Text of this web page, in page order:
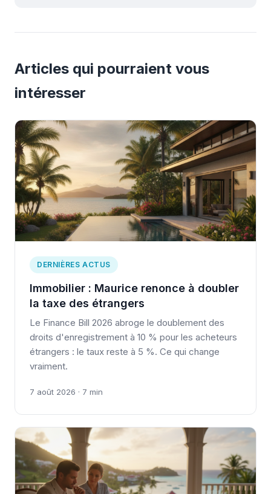
Articles qui pourraient vous
intéresser
DERNIÈRES ACTUS
Immobilier : Maurice renonce à doubler
la taxe des étrangers
Le Finance Bill 2026 abroge le doublement des
droits d'enregistrement à 10 % pour les acheteurs
étrangers : le taux reste à 5 %. Ce qui change
vraiment.
7 août 2026 · 7 min